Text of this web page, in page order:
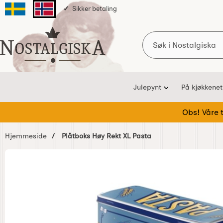
Svenska sidanNorska sidan
Sikker betaling
Startsiden for Nostalgiska
Søk
Julepynt På kjøkkenet
Obs! Våre
Hjemmeside Plåtboks Høy Rekt XL Pasta